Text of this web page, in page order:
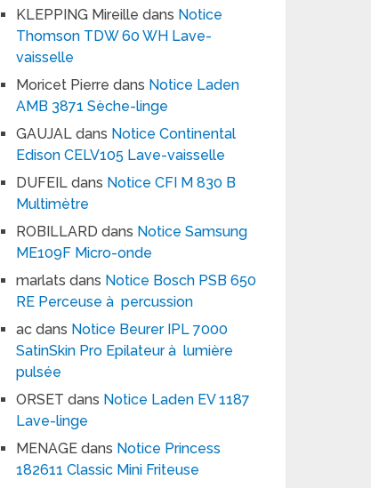
KLEPPING Mireille dans Notice
Thomson TDW 60 WH Lave-
vaisselle
Moricet Pierre dans Notice Laden
AMB 3871 Sèche-linge
GAUJAL dans Notice Continental
Edison CELV105 Lave-vaisselle
DUFEIL dans Notice CFI M 830 B
Multimètre
ROBILLARD dans Notice Samsung
ME109F Micro-onde
marlats dans Notice Bosch PSB 650
RE Perceuse à percussion
ac dans Notice Beurer IPL 7000
SatinSkin Pro Epilateur à lumière
pulsée
ORSET dans Notice Laden EV 1187
Lave-linge
MENAGE dans Notice Princess
182611 Classic Mini Friteuse